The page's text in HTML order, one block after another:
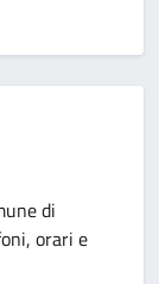
di
orari e